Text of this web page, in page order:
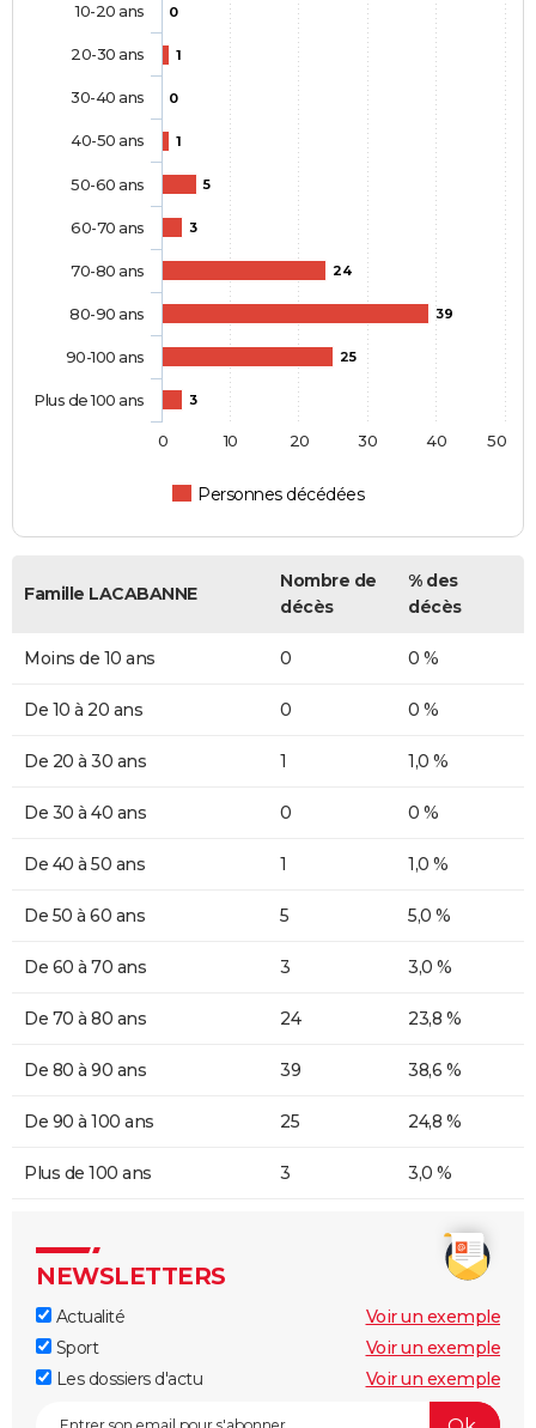
0
1
0
1
5
3
24
39
25
3
Personnes décédées
10-20 ans
20-30 ans
30-40 ans
40-50 ans
50-60 ans
60-70 ans
70-80 ans
80-90 ans
90-100 ans
Plus de 100 ans
0 10 20 30 40 50
Famille LACABANNE
Nombre de
décès
% des
décès
Moins de 10 ans 0 0 %
De 10 à 20 ans 0 0 %
De 20 à 30 ans 1 1,0 %
De 30 à 40 ans 0 0 %
De 40 à 50 ans 1 1,0 %
De 50 à 60 ans 5 5,0 %
De 60 à 70 ans 3 3,0 %
De 70 à 80 ans 24 23,8 %
De 80 à 90 ans 39 38,6 %
De 90 à 100 ans 25 24,8 %
Plus de 100 ans 3 3,0 %
NEWSLETTERS
Actualité
Voir un exemple
Sport
Voir un exemple
Les dossiers d'actu
Voir un exemple